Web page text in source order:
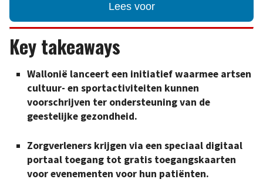
Lees voor
Key takeaways
Wallonië lanceert een initiatief waarmee artsen
cultuur- en sportactiviteiten kunnen
voorschrijven ter ondersteuning van de
geestelijke gezondheid.
Zorgverleners krijgen via een speciaal digitaal
portaal toegang tot gratis toegangskaarten
voor evenementen voor hun patiënten.